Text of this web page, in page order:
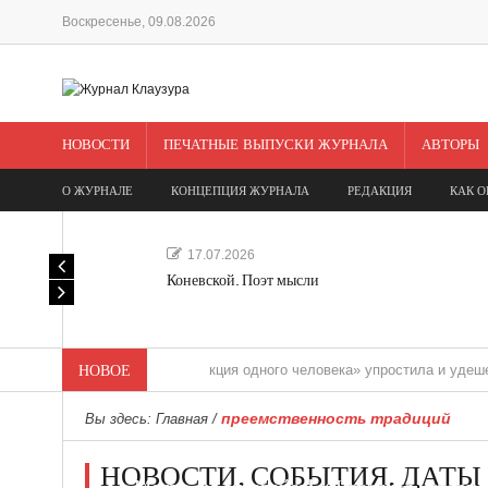
Воскресенье, 09.08.2026
НОВОСТИ ПЕЧАТНЫЕ ВЫПУСКИ ЖУРНАЛА АВТОРЫ
О ЖУРНАЛЕ КОНЦЕПЦИЯ ЖУРНАЛА РЕДАКЦИЯ КАК
17.07.2026
Коневской. Поэт мысли
НОВОЕ
«Редакция одного человека» упростила и удешевила
Вы здесь: Главная/ преемственность традиций
НОВОСТИ. СОБЫТИЯ. ДАТЫ